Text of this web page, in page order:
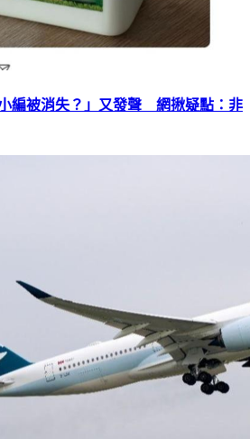
編被消失？」又發聲 網揪疑點：非